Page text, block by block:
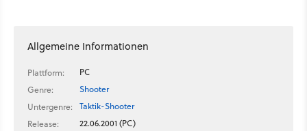
Allgemeine Informationen
Plattform:
PC
Genre:
Shooter
Untergenre:
Taktik-Shooter
Release:
22.06.2001 (PC)